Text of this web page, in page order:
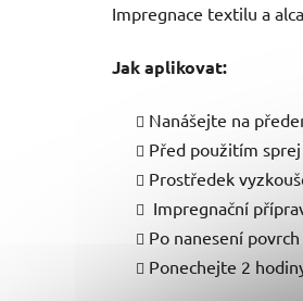
Impregnace textilu a
Jak aplikovat:
Nanášejte na
Před použitím
Prostředek
Impregnační
Po nanesení
Ponechejte 2